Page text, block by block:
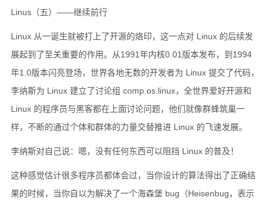
Linus（五）——继续前行
Linux 从一诞生就被打上了开源的烙印，这一点对 Linux 的后续发
展起到了至关重要的作用。从1991年内核0.01版本发布，到1994
年1.0版本闪亮登场，世界各地无数的开发者为 Linux 提交了代码，
李纳斯为 Linux 建立了讨论组 comp.os.linux，全世界爱好开源和
Linux 的程序员与黑客都在上面讨论问题，他们就像群蜂筑巢一
样，不断的通过个体和群体的力量交替推进 Linux 的飞速发展。
李纳斯对自己说：嗯，没有任何东西可以阻挡 Linux 的普及！
这种感觉估计很多程序员都体会过，当你设计的算法得出了正确结
果的时候，当你自以为解决了一个海森堡 bug（Heisenbug，表示